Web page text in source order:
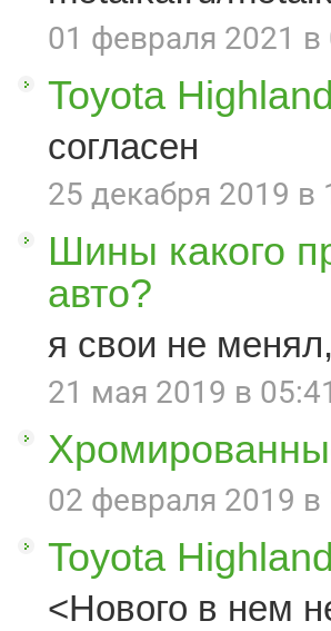
01 февраля 2021 в
Toyota
согласен
25 декабря 2019 в
Шины какого
авто?
я свои не
21 мая 2019 в 05:41
02 февраля 2019 в
Toyota
<Нового в нем